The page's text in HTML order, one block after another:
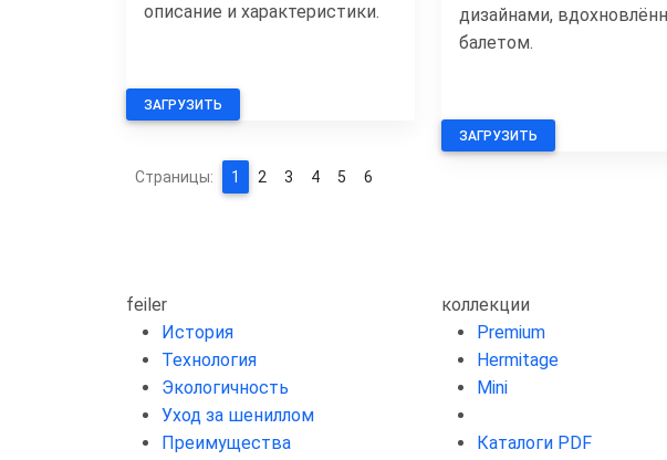
описание и характеристики.
ЗАГРУЗИТЬ
дизайнами,
балетом.
ЗАГРУЗИТЬ
Страницы: 1 2 3 4 5 6
feiler
История
Технология
Экологичность
Уход за шениллом
Преимущества
коллекции
Premium
Hermitage
Mini
Каталоги PDF